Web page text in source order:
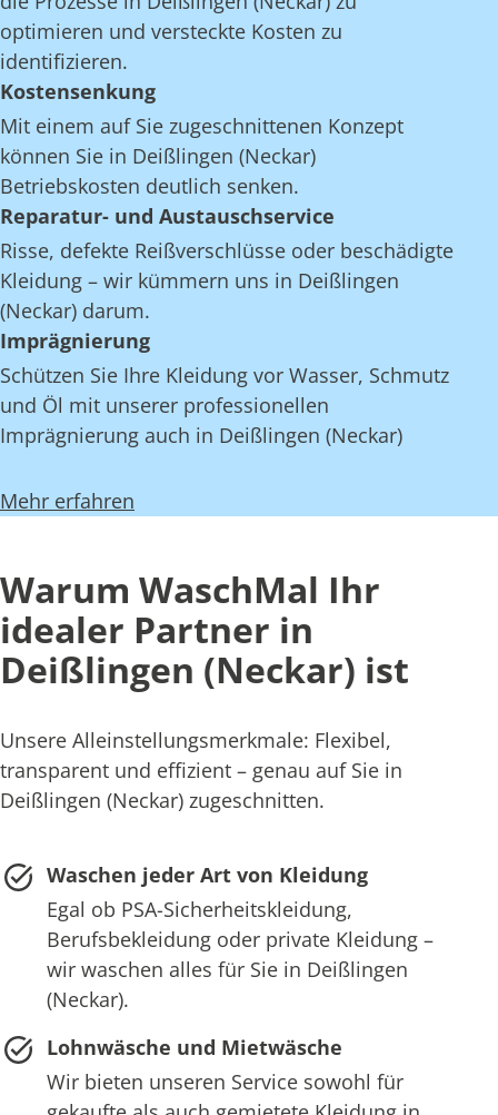
optimieren und versteckte Kosten zu
identifizieren.
Kostensenkung
Mit einem auf Sie zugeschnittenen Konzept
können Sie in Deißlingen (Neckar)
Betriebskosten deutlich senken.
Reparatur- und Austauschservice
Risse, defekte Reißverschlüsse oder beschädigte
Kleidung – wir kümmern uns in Deißlingen
(Neckar) darum.
Imprägnierung
Schützen Sie Ihre Kleidung vor Wasser, Schmutz
und Öl mit unserer professionellen
Imprägnierung auch in Deißlingen (Neckar)
Mehr erfahren
Warum WaschMal Ihr
idealer Partner in
Deißlingen (Neckar) ist
Unsere Alleinstellungsmerkmale: Flexibel,
transparent und effizient – genau auf Sie in
Deißlingen (Neckar) zugeschnitten.
Waschen jeder Art von Kleidung
Egal ob PSA-Sicherheitskleidung,
Berufsbekleidung oder private Kleidung –
wir waschen alles für Sie in Deißlingen
(Neckar).
Lohnwäsche und Mietwäsche
Wir bieten unseren Service sowohl für